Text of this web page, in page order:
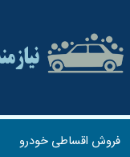
فروش اقساطی خودرو